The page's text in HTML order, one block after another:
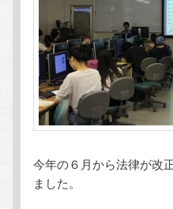
移
動
動
今年の６月から法律が改
ました。